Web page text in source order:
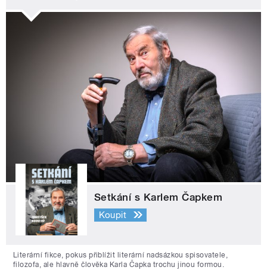
Setkání s Karlem Čapkem
Koupit
Literární fikce, pokus přiblížit literární nadsázkou spisovatele,
filozofa, ale hlavně člověka Karla Čapka trochu jinou formou.